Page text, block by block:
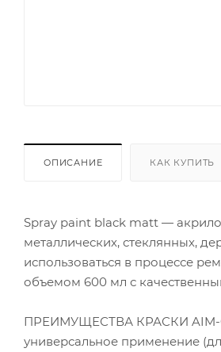
ОПИСАНИЕ КАК КУПИТЬ
Spray paint black matt —
металлических, стеклянных,
использоваться в процессе
объемом 600 мл с
ПРЕИМУЩЕСТВА КРАСКИ AIM-
универсальное применение